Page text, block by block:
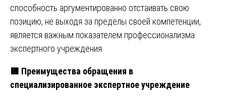
способность аргументированно отстаивать свою
позицию, не выходя за пределы своей компетенции,
является важным показателем профессионализма
экспертного учреждения.
🟥 Преимущества обращения в
специализированное экспертное учреждение